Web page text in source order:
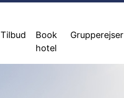
Tilbud
Book
hotel
Grupperejser